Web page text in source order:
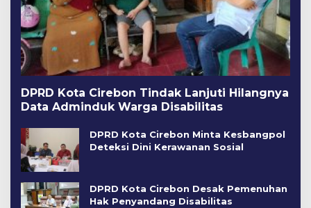
DPRD Kota Cirebon Tindak Lanjuti Hilangnya
Data Adminduk Warga Disabilitas
DPRD Kota Cirebon Minta Kesbangpol
Deteksi Dini Kerawanan Sosial
DPRD Kota Cirebon Desak Pemenuhan
Hak Penyandang Disabilitas